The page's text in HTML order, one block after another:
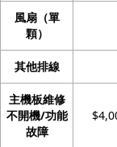
風扇（單
顆）
其他排線
主機板維修
不開機/功能
故障